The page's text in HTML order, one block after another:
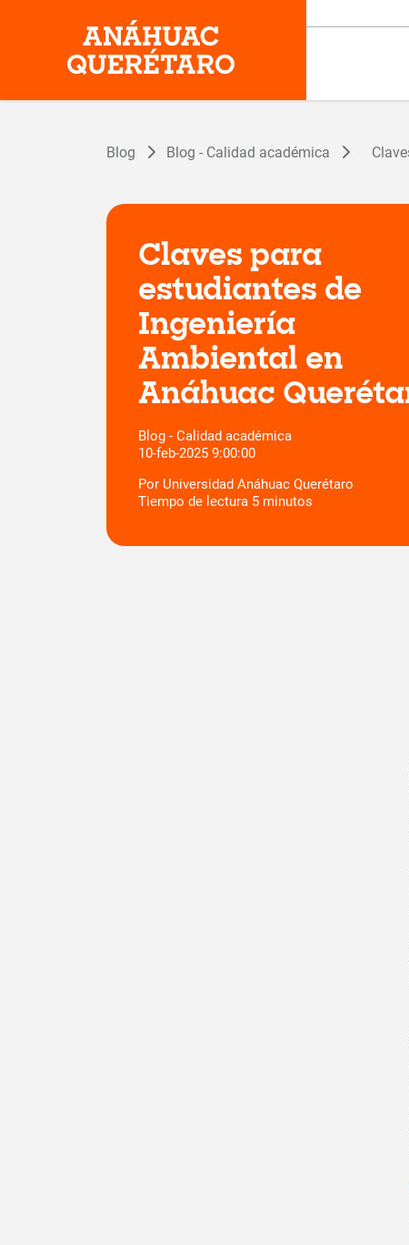
Blog Blog - Calidad académica
Claves para
estudiantes de
Ingeniería
Ambiental en
Anáhuac
Blog - Calidad académica
10-feb-2025 9:00:00
Por Universidad Anáhuac Querétaro
Tiempo de lectura 5 minutos